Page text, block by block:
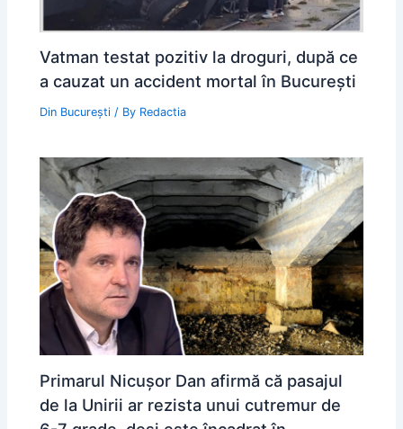
Vatman testat pozitiv la droguri, după ce
a cauzat un accident mortal în București
Din București / By Redactia
Primarul Nicuşor Dan afirmă că pasajul
de la Unirii ar rezista unui cutremur de